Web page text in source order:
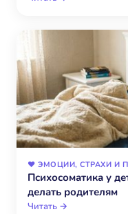
❤️ ЭМОЦИИ, СТРАХИ И
Психосоматика у
делать родителям
Читать →